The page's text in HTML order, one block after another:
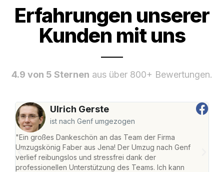
Erfahrungen unserer
Kunden mit uns
4.9 von 5 Sternen aus über 800+ Bewertungen.
Ulrich Gerste
ist nach Genf umgezogen
"Ein großes Dankeschön an das Team der Firma
Umzugskönig Faber aus Jena! Der Umzug nach Genf
verlief reibungslos und stressfrei dank der
professionellen Unterstützung des Teams. Ich kann